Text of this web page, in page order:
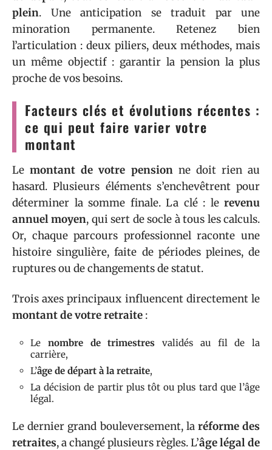
plein. Une anticipation se traduit par une
minoration permanente. Retenez bien
l’articulation : deux piliers, deux méthodes, mais
un même objectif : garantir la pension la plus
proche de vos besoins.
Facteurs clés et évolutions récentes :
ce qui peut faire varier votre
montant
Lemontant de votre pensionne doit rien au
hasard. Plusieurs éléments s’enchevêtrent pour
déterminer la somme finale. La clé : le revenu
annuel moyen, qui sert de socle à tous les calculs.
Or, chaque parcours professionnel raconte une
histoire singulière, faite de périodes pleines, de
ruptures ou de changements de statut.
Trois axes principaux influencent directement le
montant de votre retraite :
Le nombre de trimestres validés au fil de la
carrière,
L’âge de départ à la retraite,
La décision de partir plus tôt ou plus tard que l’âge
légal.
Le dernier grand bouleversement, la réforme des
retraites, a changé plusieurs règles. L’âge légal de